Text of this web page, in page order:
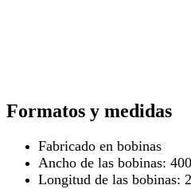
Formatos y medidas
Fabricado en bobinas
Ancho de las bobinas:
Longitud de las bobinas: